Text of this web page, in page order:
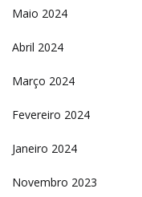
Maio 2024
Abril 2024
Março 2024
Fevereiro 2024
Janeiro 2024
Novembro 2023